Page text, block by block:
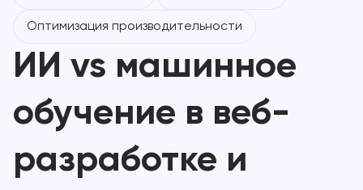
Оптимизация производительности
ИИ vs машинное
обучение в веб-
разработке и